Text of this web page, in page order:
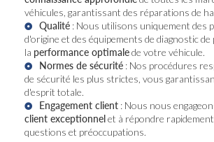
véhicules, garantissant des réparations de
Qualité : Nous utilisons uniquement des
d'origine et des équipements de diagnostic
la performance optimalede votre véhicule.
Normes de sécurité : Nos procédures
de sécurité les plus strictes, vous
d'esprit totale.
Engagement client : Nous nous
client exceptionnelet à répondre
questions et préoccupations.